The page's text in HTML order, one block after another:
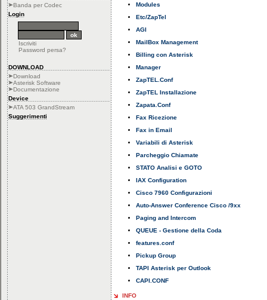
Banda per Codec
Login
Iscriviti
Password persa?
DOWNLOAD
Download
Asterisk Software
Documentazione
Device
ATA 503 GrandStream
Suggerimenti
Modules
Etc/ZapTel
AGI
MailBox Management
Billing con Asterisk
Manager
ZapTEL.Conf
ZapTEL Installazione
Zapata.Conf
Fax Ricezione
Fax in Email
Variabili di Asterisk
Parcheggio Chiamate
STATO Analisi e GOTO
IAX Configuration
Cisco 7960 Configurazioni
Auto-Answer Conference Cisco /9xx
Paging and Intercom
QUEUE - Gestione della Coda
features.conf
Pickup Group
TAPI Asterisk per Outlook
CAPI.CONF
INFO